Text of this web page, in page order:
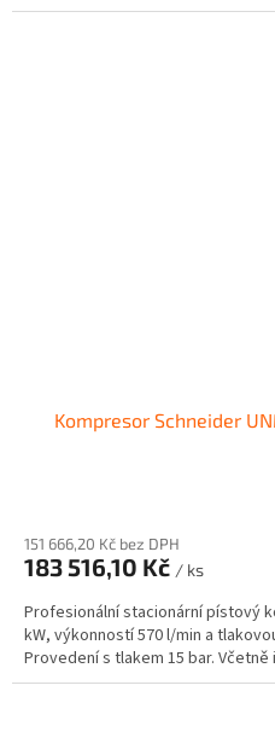
Kompresor Schneider
151 666,20 Kč bez DPH
183 516,10 Kč / ks
Profesionální stacionární pístový
kW, výkonností 570 l/min a
Provedení s tlakem 15 bar. Včetně